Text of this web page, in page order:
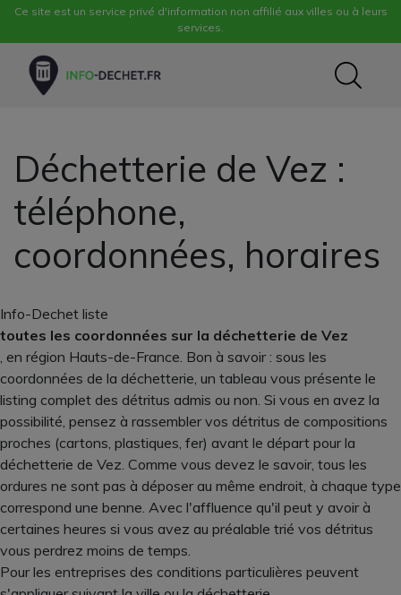
Ce site est un service privé d'information non affilié aux villes ou à leurs
services.
Déchetterie de Vez :
téléphone,
coordonnées, horaires
Info-Dechet liste
toutes les coordonnées sur la déchetterie de Vez
, en région Hauts-de-France. Bon à savoir : sous les
coordonnées de la déchetterie, un tableau vous présente le
listing complet des détritus admis ou non. Si vous en avez la
possibilité, pensez à rassembler vos détritus de compositions
proches (cartons, plastiques, fer) avant le départ pour la
déchetterie de Vez. Comme vous devez le savoir, tous les
ordures ne sont pas à déposer au même endroit, à chaque type
correspond une benne. Avec l'affluence qu'il peut y avoir à
certaines heures si vous avez au préalable trié vos détritus
vous perdrez moins de temps.
Pour les entreprises des conditions particulières peuvent